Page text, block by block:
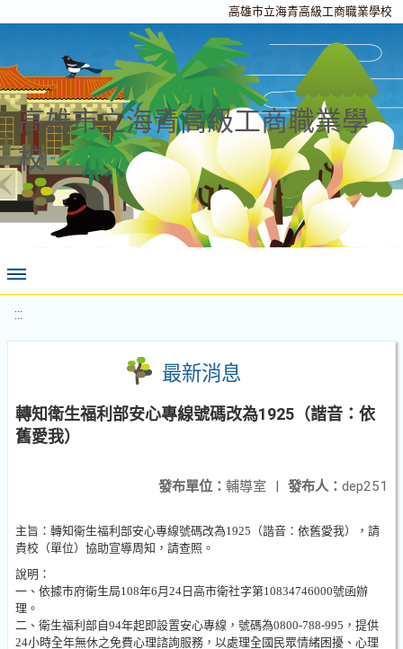
高雄市立海青高級工商職業學校
高雄市立海青高級工商職業學
校
:::
最新消息
轉知衛生福利部安心專線號碼改為1925（諧音：依
舊愛我）
發布人： dep251
發布單位： 輔導室 |
主旨：轉知衛生福利部安心專線號碼改為1925（諧音：依舊愛我），請
貴校（單位）協助宣導周知，請查照。
說明：
一、依據市府衛生局108年6月24日高市衛社字第10834746000號函辦
理。
二、衛生福利部自94年起即設置安心專線，號碼為0800-788-995，提供
24小時全年無休之免費心理諮詢服務，以處理全國民眾情緒困擾、心理